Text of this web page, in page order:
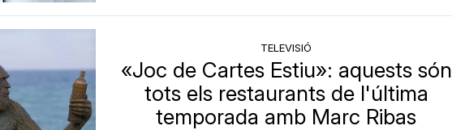
TELEVISIÓ
«Joc de Cartes Estiu»: aquests són
tots els restaurants de l'última
temporada amb Marc Ribas